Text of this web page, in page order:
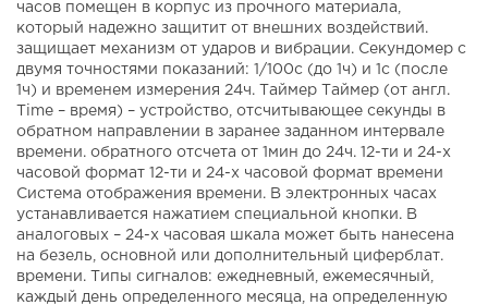
часов помещен в корпус из прочного материала,
который надежно защитит от внешних воздействий.
защищает механизм от ударов и вибрации. Секундомер с
двумя точностями показаний: 1/100с (до 1ч) и 1с (после
1ч) и временем измерения 24ч. Таймер Таймер (от англ.
Time – время) – устройство, отсчитывающее секунды в
обратном направлении в заранее заданном интервале
времени. обратного отсчета от 1мин до 24ч. 12-ти и 24-х
часовой формат 12-ти и 24-х часовой формат времени
Система отображения времени. В электронных часах
устанавливается нажатием специальной кнопки. В
аналоговых – 24-х часовая шкала может быть нанесена
на безель, основной или дополнительный циферблат.
времени. Типы сигналов: ежедневный, ежемесячный,
каждый день определенного месяца, на определенную